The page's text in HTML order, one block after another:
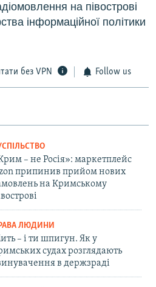
на півострові
інформаційної політики
без VPN Follow us
– не Росія»: маркетплейс
припинив прийом нових
на Кримському
ЛЮДИНИ
– і ти шпигун. Як у
судах розглядають
в держзраді